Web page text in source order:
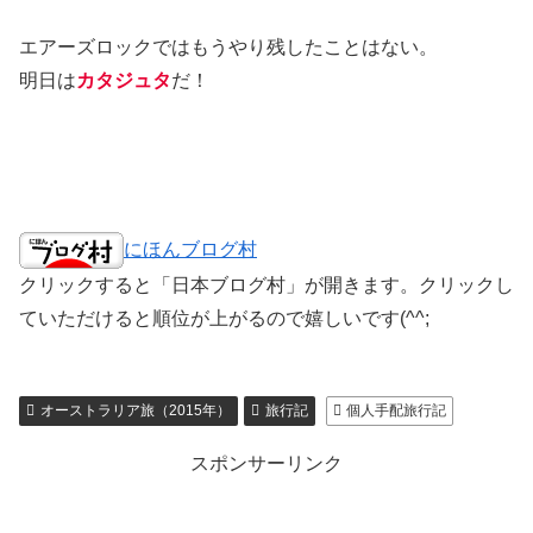
エアーズロックではもうやり残したことはない。
明日はカタジュタだ！
にほんブログ村
クリックすると「日本ブログ村」が開きます。クリックし
ていただけると順位が上がるので嬉しいです(^^;
オーストラリア旅（2015年） 旅行記 個人手配旅行記
スポンサーリンク